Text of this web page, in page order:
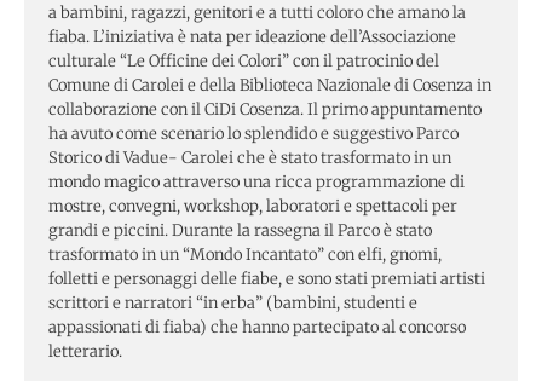
a bambini, ragazzi, genitori e a tutti coloro che amano la
fiaba. L’iniziativa è nata per ideazione dell’Associazione
culturale “Le Officine dei Colori” con il patrocinio del
Comune di Carolei e della Biblioteca Nazionale di Cosenza in
collaborazione con il CiDi Cosenza. Il primo appuntamento
ha avuto come scenario lo splendido e suggestivo Parco
Storico di Vadue- Carolei che è stato trasformato in un
mondo magico attraverso una ricca programmazione di
mostre, convegni, workshop, laboratori e spettacoli per
grandi e piccini. Durante la rassegna il Parco è stato
trasformato in un “Mondo Incantato” con elfi, gnomi,
folletti e personaggi delle fiabe, e sono stati premiati artisti
scrittori e narratori “in erba” (bambini, studenti e
appassionati di fiaba) che hanno partecipato al concorso
letterario.